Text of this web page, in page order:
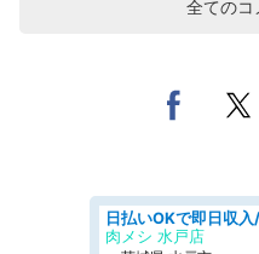
全てのコ
肉メシ 水戸店